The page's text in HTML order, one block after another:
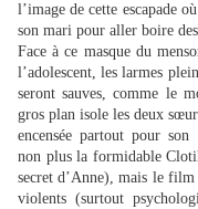
l’image de cette escapade
son mari pour aller boire
Face à ce masque du
l’adolescent, les larmes
seront sauves, comme le
gros plan isole les deux
encensée partout pour
non plus la formidable
secret d’Anne), mais le film
violents (surtout